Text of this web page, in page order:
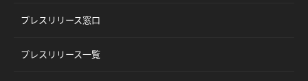
プレスリリース窓口
プレスリリース一覧